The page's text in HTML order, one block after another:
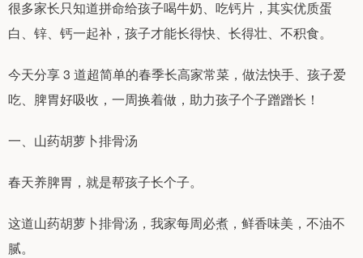
很多家长只知道拼命给孩子喝牛奶、吃钙片，其实优质蛋
白、锌、钙一起补，孩子才能长得快、长得壮、不积食。
今天分享 3 道超简单的春季长高家常菜，做法快手、孩子爱
吃、脾胃好吸收，一周换着做，助力孩子个子蹭蹭长！
一、山药胡萝卜排骨汤
春天养脾胃，就是帮孩子长个子。
这道山药胡萝卜排骨汤，我家每周必煮，鲜香味美，不油不
腻。